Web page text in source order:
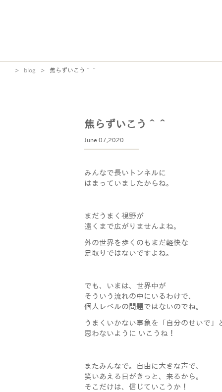
> blog > 焦らずいこう＾＾
焦らずいこう＾＾
June 07,2020
みんなで長いトンネルに
はまっていましたからね。
まだうまく視野が
遠くまで広がりませんよね。
外の世界を歩くのもまだ軽快な
足取りではないですよね。
でも、いまは、世界中が
そういう流れの中にいるわけで、
個人レベルの問題ではないのでね。
うまくいかない事象を「自分のせいで」
思わないように いこうね！
またみんなで。自由に大きな声で、
笑いあえる日がきっと、来るから。
そこだけは、信じていこうか！